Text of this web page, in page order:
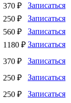
370 ₽
Записаться
250 ₽
Записаться
560 ₽
Записаться
1180 ₽ Записаться
370 ₽
Записаться
250 ₽
Записаться
250 ₽
Записаться